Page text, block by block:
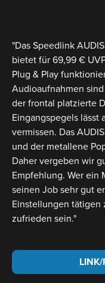
"Das Speedlink
bietet für 69,99 €
Plug & Play
Audioaufnahmen
der frontal platzierte
Eingangspegels lässt
vermissen. Das
und der metallene
Daher vergeben wir
Empfehlung. Wer ein
seinen Job sehr gut
Einstellungen tätigen
zufrieden sein."